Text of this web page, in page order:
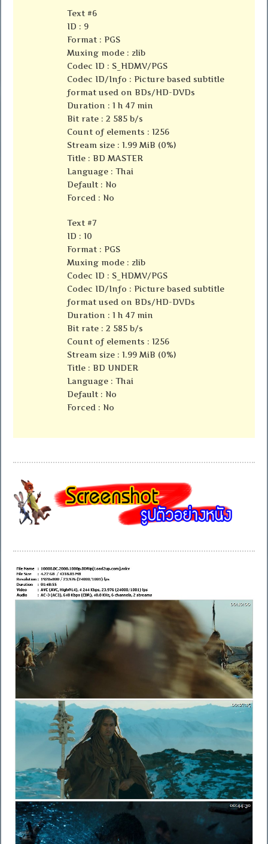
Text #6
ID : 9
Format : PGS
Muxing mode : zlib
Codec ID : S_HDMV/PGS
Codec ID/Info : Picture based subtitle
format used on BDs/HD-DVDs
Duration : 1 h 47 min
Bit rate : 2 585 b/s
Count of elements : 1256
Stream size : 1.99 MiB (0%)
Title : BD MASTER
Language : Thai
Default : No
Forced : No
Text #7
ID : 10
Format : PGS
Muxing mode : zlib
Codec ID : S_HDMV/PGS
Codec ID/Info : Picture based subtitle
format used on BDs/HD-DVDs
Duration : 1 h 47 min
Bit rate : 2 585 b/s
Count of elements : 1256
Stream size : 1.99 MiB (0%)
Title : BD UNDER
Language : Thai
Default : No
Forced : No